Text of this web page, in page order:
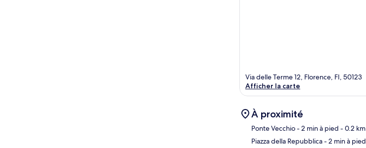
Via delle Terme 12, Florence, FI, 50123
Afficher la carte
À proximité
Ponte Vecchio- 2 min à pied - 0.2 km
Piazza della Repubblica- 2 min à pied